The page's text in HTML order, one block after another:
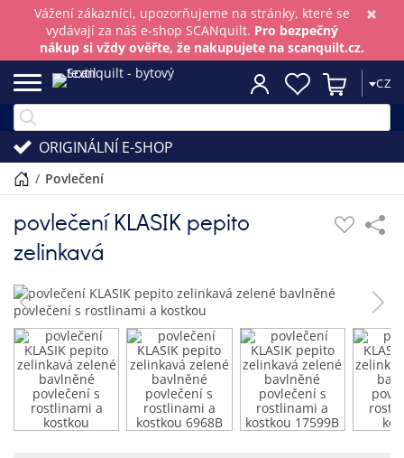
×
Vážení zákazníci, upozorňujeme na stránky, které se
vydávají za náš e-shop SCANquilt. Pro bezpečný
nákup si vždy ověřte, že nakupujete na scanquilt.cz.
CZ
ORIGINÁLNÍ E-SHOP
/ povlečení
povlečení KLASIK pepito
zelinkavá